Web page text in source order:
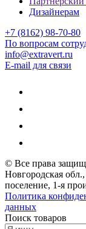
Дизайнерам
+7 (8162) 98-70-80
По вопросам
info@extravert.ru
E-mail для связи
© Все права
Новгородская
поселение, 1-я
Политика
данных
Поиск товаров